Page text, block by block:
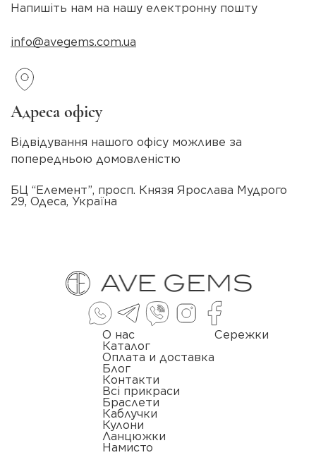
Напишіть нам на нашу електронну пошту
info@avegems.com.ua
Адреса офісу
Відвідування нашого офісу можливе за
попередньою домовленістю
БЦ “Елемент”, просп. Князя Ярослава Мудрого
29, Одеса, Україна
О нас
Каталог
Оплата и доставка
Блог
Контакти
Всі прикраси
Браслети
Каблучки
Кулони
Ланцюжки
Намисто
Сережки